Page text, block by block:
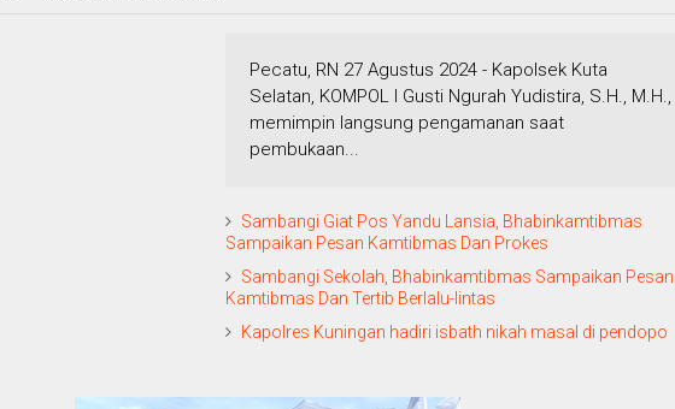
Pecatu, RN 27 Agustus 2024 - Kapolsek Kuta
Selatan, KOMPOL I Gusti Ngurah Yudistira, S.H., M.H.,
memimpin langsung pengamanan saat
pembukaan...
Sambangi Giat Pos Yandu Lansia, Bhabinkamtibmas
Sampaikan Pesan Kamtibmas Dan Prokes
Sambangi Sekolah, Bhabinkamtibmas Sampaikan Pesan
Kamtibmas Dan Tertib Berlalu-lintas
Kapolres Kuningan hadiri isbath nikah masal di pendopo